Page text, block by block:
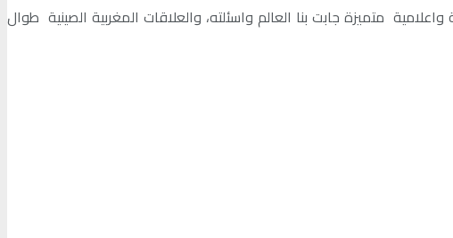
متميزة جابت بنا العالم واسئلته، والعلاقات المغربية الصينية طوال